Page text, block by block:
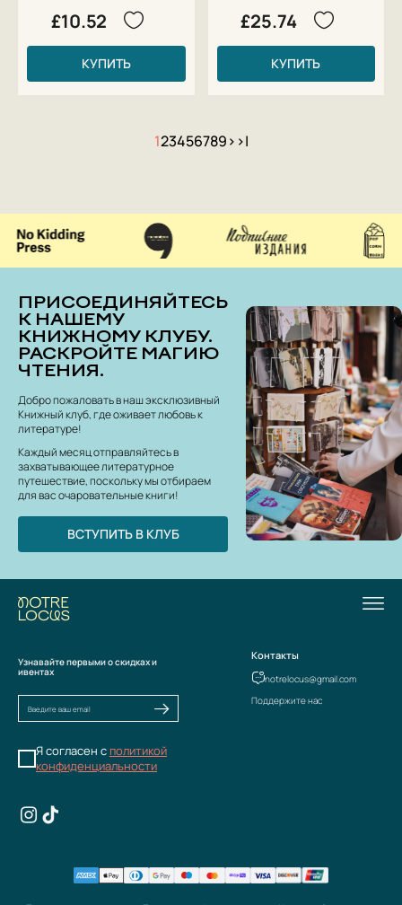
£10.52
КУПИТЬ
£25.74
КУПИТЬ
123456789> >|
ПРИСОЕДИНЯЙТЕСЬ
К НАШЕМУ
КНИЖНОМУ КЛУБУ.
РАСКРОЙТЕ МАГИЮ
ЧТЕНИЯ.
Добро пожаловать в наш эксклюзивный
Книжный клуб, где оживает любовь к
литературе!
Каждый месяц отправляйтесь в
захватывающее литературное
путешествие, поскольку мы отбираем
для вас очаровательные книги!
ВСТУПИТЬ В КЛУБ
Узнавайте первыми о скидках и
ивентах
Я согласен с политикой
конфиденциальности
Контакты
notrelocus@gmail.com
Поддержите нас